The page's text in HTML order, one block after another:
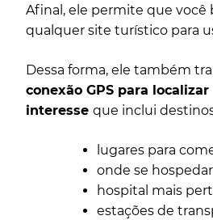
Afinal, ele permite que você
qualquer site turístico para
Dessa forma, ele também
conexão GPS para
interesse que inclui
lugares para
onde se
hospital mais
estações de